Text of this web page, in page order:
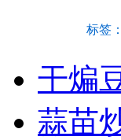
标签：
干煸
蒜苗